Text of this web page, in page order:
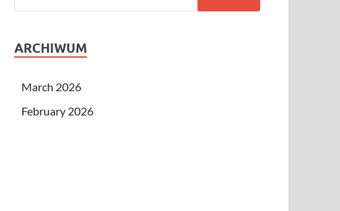
ARCHIWUM
March 2026
February 2026